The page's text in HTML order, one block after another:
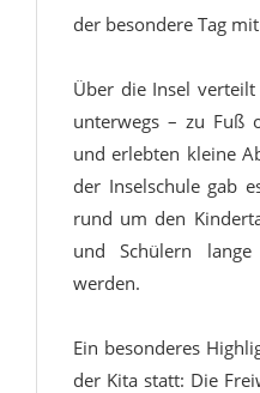
der besondere Tag
Über die Insel
unterwegs – zu Fuß
und erlebten kleine
der Inselschule gab
rund um den
und Schülern
werden.
Ein besonderes
der Kita statt: Die